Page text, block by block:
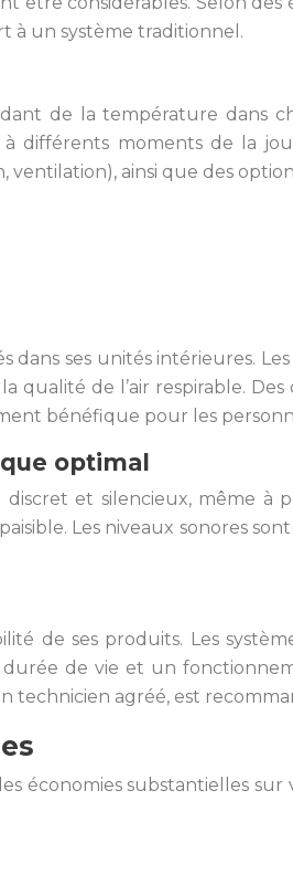
à un système traditionnel.
de la température dans
moments de la
ainsi que des
dans ses unités intérieures.
qualité de l’air respirable.
bénéfique pour les
optimal
et silencieux, même à
Les niveaux sonores
de ses produits. Les
de vie et un
agréé, est
économies substantielles